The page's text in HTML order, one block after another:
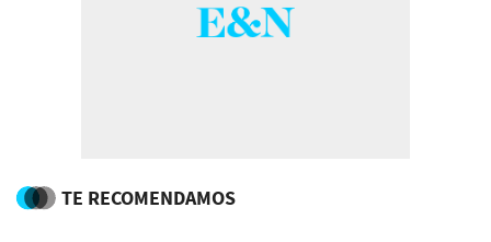
TE RECOMENDAMOS